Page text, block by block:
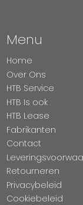
Menu
Home
Over Ons
HTB Service
HTB Is ook
HTB Lease
Fabrikanten
Contact
Retourneren
Privacybeleid
Cookiebeleid